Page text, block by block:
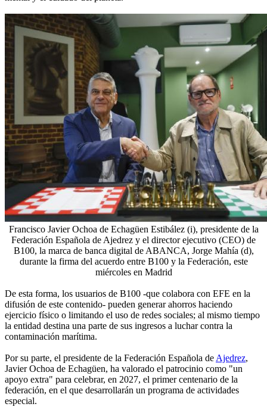
Francisco Javier Ochoa de Echagüen Estibález (i), presidente de la
Federación Española de Ajedrez y el director ejecutivo (CEO) de
B100, la marca de banca digital de ABANCA, Jorge Mahía (d),
durante la firma del acuerdo entre B100 y la Federación, este
miércoles en Madrid
De esta forma, los usuarios de B100 -que colabora con EFE en la
difusión de este contenido- pueden generar ahorros haciendo
ejercicio físico o limitando el uso de redes sociales; al mismo tiempo
la entidad destina una parte de sus ingresos a luchar contra la
contaminación marítima.
Por su parte, el presidente de la Federación Española de Ajedrez,
Javier Ochoa de Echagüen, ha valorado el patrocinio como "un
apoyo extra" para celebrar, en 2027, el primer centenario de la
federación, en el que desarrollarán un programa de actividades
especial.